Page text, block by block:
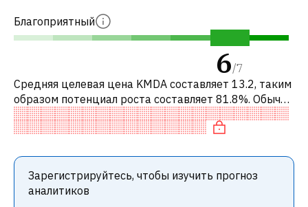
Благоприятный
6/7
Средняя целевая цена KMDA составляет 13.2, таким
образом потенциал роста составляет 81.8%. Обычно
это означает рекомендацию «ПОКУПАТЬ» среди
инвестиционных компаний или р
Зарегистрируйтесь, чтобы изучить прогноз
аналитиков